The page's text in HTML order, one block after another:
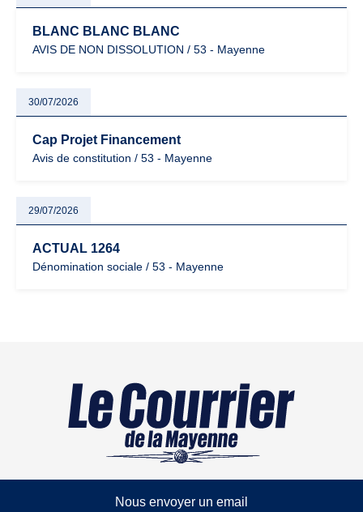
BLANC BLANC BLANC
AVIS DE NON DISSOLUTION / 53 - Mayenne
30/07/2026
Cap Projet Financement
Avis de constitution / 53 - Mayenne
29/07/2026
ACTUAL 1264
Dénomination sociale / 53 - Mayenne
Nous envoyer un email